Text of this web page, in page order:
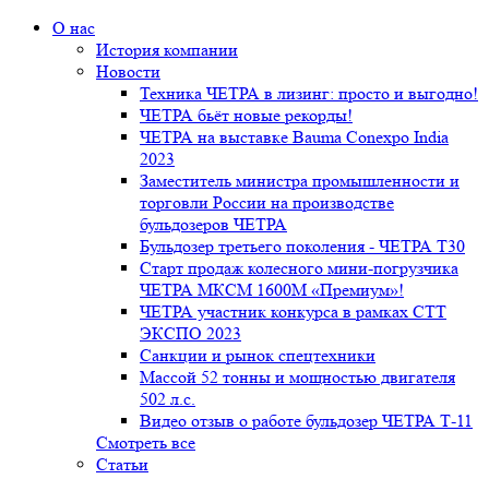
О нас
История компании
Новости
Техника ЧЕТРА в лизинг: просто и выгодно!
ЧЕТРА бьёт новые рекорды!
ЧЕТРА на выставке Bauma Conexpo India
2023
Заместитель министра промышленности и
торговли России на производстве
бульдозеров ЧЕТРА
Бульдозер третьего поколения - ЧЕТРА Т30
Старт продаж колесного мини-погрузчика
ЧЕТРА МКСМ 1600М «Премиум»!
ЧЕТРА участник конкурса в рамках СТТ
ЭКСПО 2023
Санкции и рынок спецтехники
Массой 52 тонны и мощностью двигателя
502 л.с.
Видео отзыв о работе бульдозер ЧЕТРА Т-11
Смотреть все
Статьи